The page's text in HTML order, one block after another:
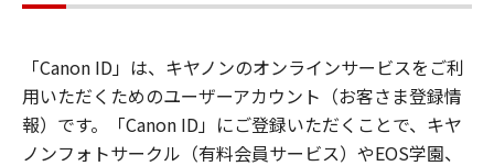
「Canon ID」は、キヤノンのオンラインサービスをご利
用いただくためのユーザーアカウント（お客さま登録情
報）です。「Canon ID」にご登録いただくことで、キヤ
ノンフォトサークル（有料会員サービス）やEOS学園、